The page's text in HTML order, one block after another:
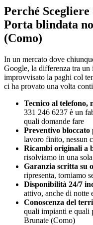
Perché
Porta blindata
(Como)
In un mercato dove
Google, la differenza tra un
improvvisato la paghi col
ci ha provato una volta
Tecnico al telefono,
331 246 6237 è un
quali domande fare
Preventivo
lavoro finito, nessun
Ricambi originali a
risolviamo in una
Garanzia scritta su
ripresenta, torniamo
Disponibilità 24/7
attivo, anche di notte
Conoscenza del
quali impianti e quali
Brunate (Como)